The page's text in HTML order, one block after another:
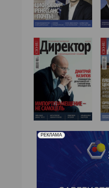
№04,2016
№02,2016
РЕКЛАМА